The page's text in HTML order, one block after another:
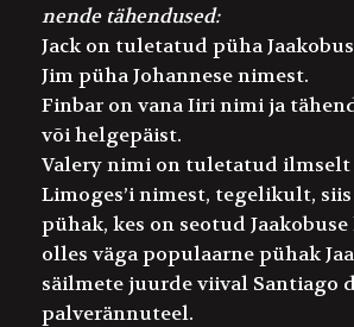
nende tähendused:
Jack on tuletatud püha
Jimpüha Johannese nimest.
Finbar on vana Iiri nimi ja
või helgepäist.
Valerynimi on tuletatud ilmselt
Limoges’i nimest, tegelikult,
pühak, kes on seotud
olles väga populaarne pühak
säilmete juurde viival Santiago
palverännuteel.